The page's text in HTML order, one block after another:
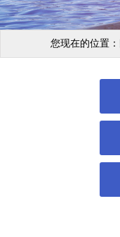
您现在的位置：